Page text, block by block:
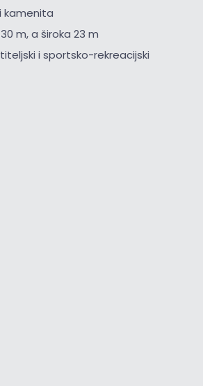
kamenita
m, a široka 23 m
i sportsko-rekreacijski